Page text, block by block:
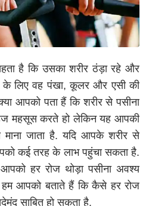
है कि उसका शरीर ठंड़ा रहे और
लिए वह पंखा, कूलर और एसी की
आपको पता हैं कि शरीर से पसीना
महसूस करते हो लेकिन यह आपकी
जाता है. यदि आपके शरीर से
कई तरह के लाभ पहुंचा सकता है.
हर रोज थोड़ा पसीना अवश्य
हम आपको बताते हैं कि कैसे हर रोज
साबित हो सकता है.